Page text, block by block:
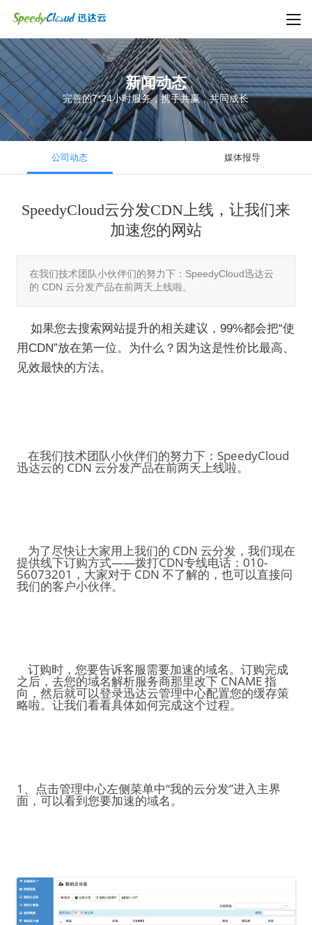
新闻动态
完善的7*24小时服务，携手共赢，共同成长
公司动态 媒体报导
SpeedyCloud云分发CDN上线，让我们来
加速您的网站
在我们技术团队小伙伴们的努力下：SpeedyCloud迅达云
的 CDN 云分发产品在前两天上线啦。
如果您去搜索网站提升的相关建议，99%都会把“使
用CDN”放在第一位。为什么？因为这是性价比最高、
见效最快的方法。
在我们技术团队小伙伴们的努力下：SpeedyCloud
迅达云的 CDN 云分发产品在前两天上线啦。
为了尽快让大家用上我们的 CDN 云分发，我们现在
提供线下订购方式——拨打CDN专线电话：010-
56073201，大家对于 CDN 不了解的，也可以直接问
我们的客户小伙伴。
订购时，您要告诉客服需要加速的域名。订购完成
之后，去您的域名解析服务商那里改下 CNAME 指
向，然后就可以登录迅达云管理中心配置您的缓存策
略啦。让我们看看具体如何完成这个过程。
1、点击管理中心左侧菜单中“我的云分发”进入主界
面，可以看到您要加速的域名。